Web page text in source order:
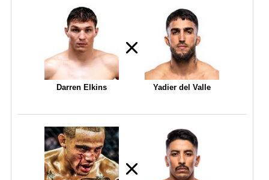
Darren Elkins Yadier del Valle